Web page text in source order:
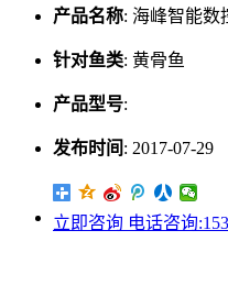
产品名称: 海峰智能数
针对鱼类: 黄骨鱼
产品型号:
发布时间 : 2017-07-29
立即咨询 电话咨询